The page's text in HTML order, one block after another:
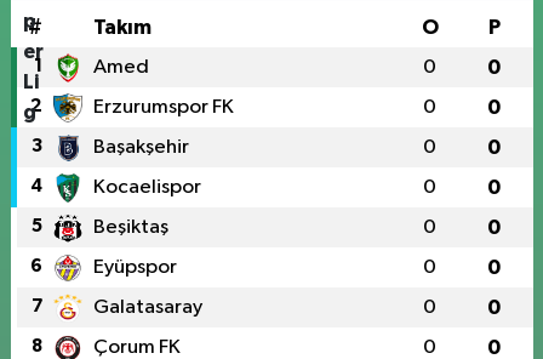
# Takım O P
1 Amed 0 0
2 Erzurumspor FK 0 0
3 Başakşehir 0 0
4 Kocaelispor 0 0
5 Beşiktaş 0 0
6 Eyüpspor 0 0
7 Galatasaray 0 0
8 Çorum FK 0 0